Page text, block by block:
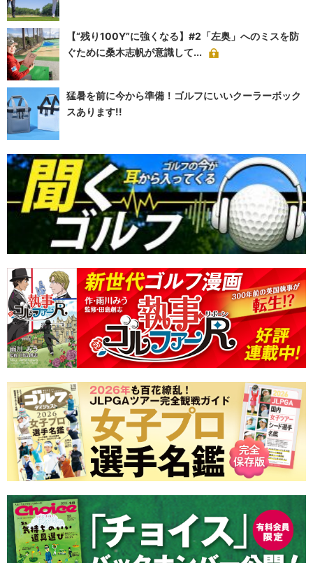
【“残り100Y”に強くなる】#2「左奥」へのミスを防
ぐために桑木志帆が意識して...
猛暑を前に今から準備！ゴルフにいいクーラーボック
スあります!!